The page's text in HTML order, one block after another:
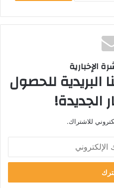
الإخبارية
للحصول
الجديدة!
للاشتراك.